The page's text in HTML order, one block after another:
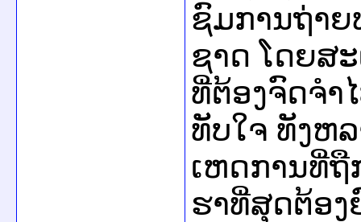
ຊົມ​ການຖ່າຍ​
ຊາດ ​ໂດຍ​ສ
ທີ່​ຕ້ອງ​ຈົດ​ຈຳ​
ທັບ​ໃຈ ທັງຫ
ເຫດການ​ທີ່​ຖື
ຮາ​ທີ່​ສຸດຕ້ອ